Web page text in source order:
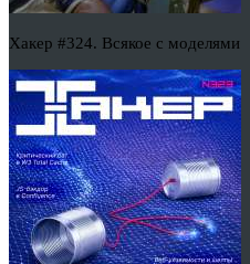
Хакер #324. Всякое с моделями